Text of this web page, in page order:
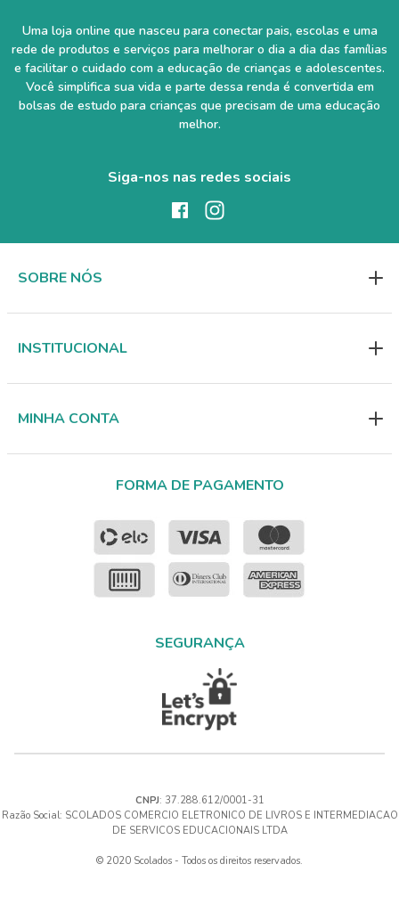
Uma loja online que nasceu para conectar pais, escolas e uma
rede de produtos e serviços para melhorar o dia a dia das famílias
e facilitar o cuidado com a educação de crianças e adolescentes.
Você simplifica sua vida e parte dessa renda é convertida em
bolsas de estudo para crianças que precisam de uma educação
melhor.
Siga-nos nas redes sociais
SOBRE NÓS
INSTITUCIONAL
MINHA CONTA
FORMA DE PAGAMENTO
SEGURANÇA
CNPJ: 37.288.612/0001-31
Razão Social: SCOLADOS COMERCIO ELETRONICO DE LIVROS E INTERMEDIACAO
DE SERVICOS EDUCACIONAIS LTDA
© 2020 Scolados - Todos os direitos reservados.